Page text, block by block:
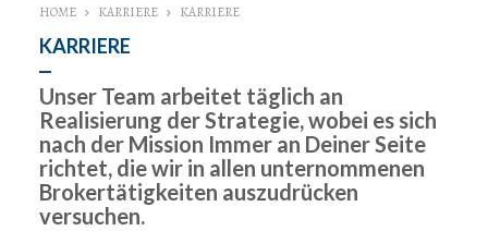
HOME KARRIERE KARRIERE
KARRIERE
Unser Team arbeitet täglich an
Realisierung der Strategie, wobei es sich
nach der Mission Immer an Deiner Seite
richtet, die wir in allen unternommenen
Brokertätigkeiten auszudrücken
versuchen.